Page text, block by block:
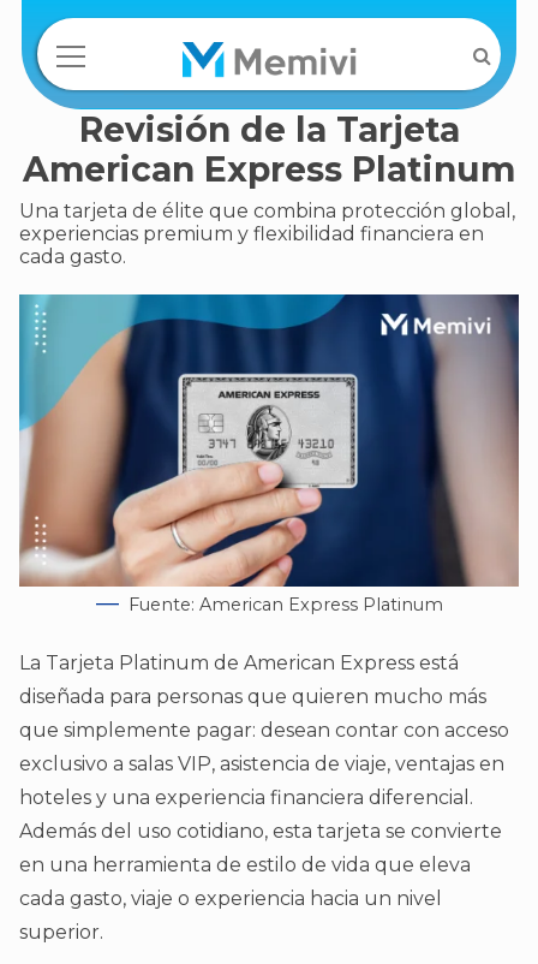
Revisión de la Tarjeta
American Express Platinum
Una tarjeta de élite que combina protección global,
experiencias premium y flexibilidad financiera en
cada gasto.
Fuente: American Express Platinum
La Tarjeta Platinum de American Express está
diseñada para personas que quieren mucho más
que simplemente pagar: desean contar con acceso
exclusivo a salas VIP, asistencia de viaje, ventajas en
hoteles y una experiencia financiera diferencial.
Además del uso cotidiano, esta tarjeta se convierte
en una herramienta de estilo de vida que eleva
cada gasto, viaje o experiencia hacia un nivel
superior.